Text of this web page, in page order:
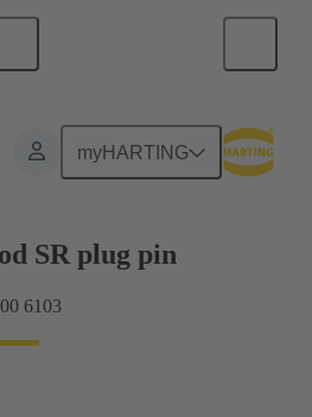
myHARTING
SR plug pin
6103